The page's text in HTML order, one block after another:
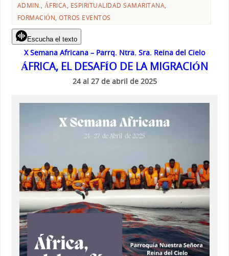
ADMIN., ÁFRICA, ESPIRITUALIDAD SAMARITANA,
FORMACIÓN,OTROS EVENTOS
Escucha el texto
X Semana Africana – Parrq. Ntra. Sra. Reina del Cielo
ÁFRICA, EL DESAFÍO DE LA MIGRACIÓN
24 al 27 de abril de 2025